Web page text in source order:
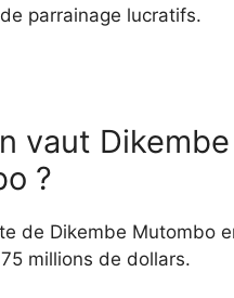
parrainage lucratifs.
vaut Dikembe
?
de Dikembe Mutombo
millions de dollars.